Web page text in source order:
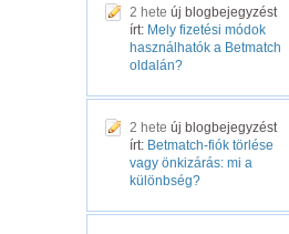
2 hete új blogbejegyzést
írt: Mely fizetési módok
használhatók a Betmatch
oldalán?
2 hete új blogbejegyzést
írt: Betmatch-fiók törlése
vagy önkizárás: mi a
különbség?